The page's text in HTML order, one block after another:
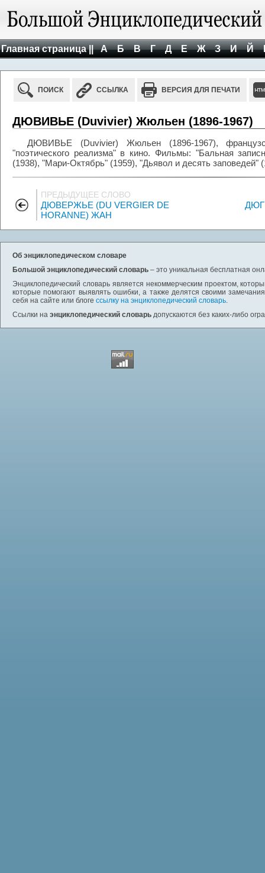
Главная страница || А Б В Г Д Е Ж З И Й
ПОИСК ССЫЛКА ВЕРСИЯ ДЛЯ ПЕЧАТИ
ДЮВИВЬЕ (Duvivier) Жюльен (1896-1967)
ДЮВИВЬЕ (Duvivier) Жюльен (1896-1967),
"поэтического реализма" в кино. Фильмы: "Бальная
(1938), "Мари-Октябрь" (1959), "Дьявол и десять заповедей"
ПРЕДЫДУЩЕЕ СЛОВО
ДЮВЕРЖЬЕ (DU VERGIER DE
HORANNE) ЖАН
Об энциклопедическом словаре
Большой энциклопедический словарь – это уникальная бесплатная
Энциклопедический словарь является некоммерческим проектом,
которые помогают выявлять ошибки, а также делятся своими
себя на сайте или блоге ссылку на энциклопедический словарь.
Ссылки на энциклопедический словарь допускаются без каких-либо